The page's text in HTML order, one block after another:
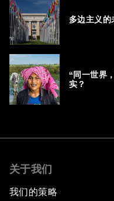
多边主义的
“同一世界
实？
关于我们
我们的策略